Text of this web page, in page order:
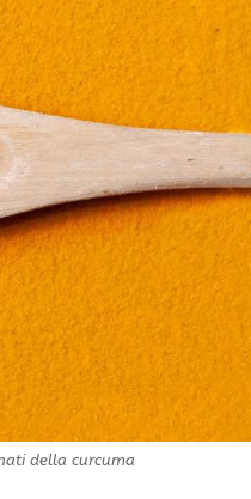
della curcuma